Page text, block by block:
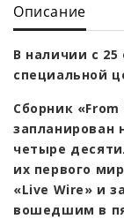
Описание
В наличии с 25
специальной
Сборник
запланирован
четыре
их первого
«Live Wire» и
вошедшим в